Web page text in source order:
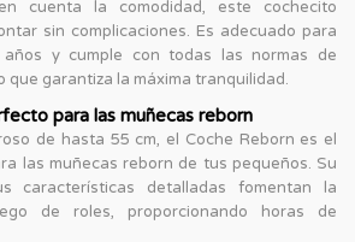
cuenta la comodidad, este cochecito
sin complicaciones. Es adecuado para
y cumple con todas las normas de
que garantiza la máxima tranquilidad.
para las muñecas reborn
de hasta 55 cm, el Coche Reborn es el
las muñecas reborn de tus pequeños. Su
características detalladas fomentan la
de roles, proporcionando horas de